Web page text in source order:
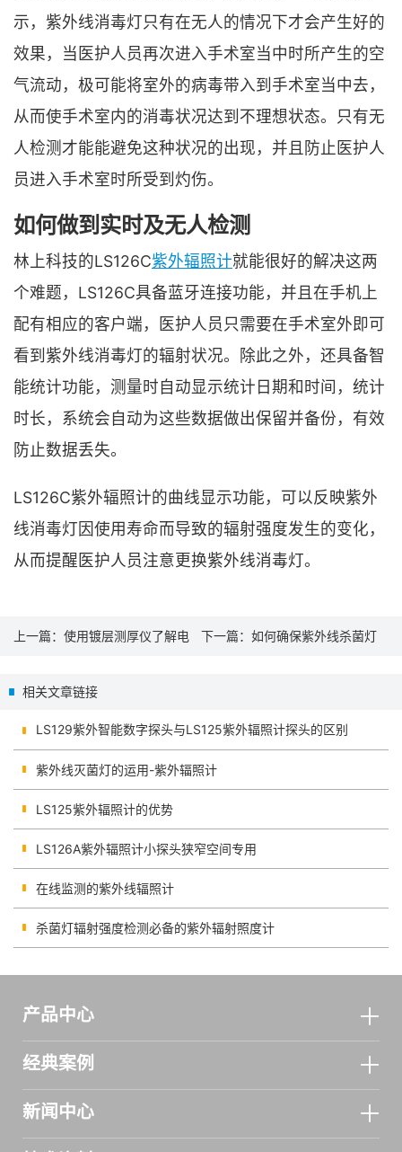
示，紫外线消毒灯只有在无人的情况下才会产生好的
效果，当医护人员再次进入手术室当中时所产生的空
气流动，极可能将室外的病毒带入到手术室当中去，
从而使手术室内的消毒状况达到不理想状态。只有无
人检测才能能避免这种状况的出现，并且防止医护人
员进入手术室时所受到灼伤。
如何做到实时及无人检测
林上科技的LS126C紫外辐照计就能很好的解决这两
个难题，LS126C具备蓝牙连接功能，并且在手机上
配有相应的客户端，医护人员只需要在手术室外即可
看到紫外线消毒灯的辐射状况。除此之外，还具备智
能统计功能，测量时自动显示统计日期和时间，统计
时长，系统会自动为这些数据做出保留并备份，有效
防止数据丢失。
LS126C紫外辐照计的曲线显示功能，可以反映紫外
线消毒灯因使用寿命而导致的辐射强度发生的变化，
从而提醒医护人员注意更换紫外线消毒灯。
上一篇： 使用镀层测厚仪了解电 下一篇： 如何确保紫外线杀菌灯
相关文章链接
LS129紫外智能数字探头与LS125紫外辐照计探头的区别
紫外线灭菌灯的运用-紫外辐照计
LS125紫外辐照计的优势
LS126A紫外辐照计小探头狭窄空间专用
在线监测的紫外线辐照计
杀菌灯辐射强度检测必备的紫外辐射照度计
产品中心
经典案例
新闻中心